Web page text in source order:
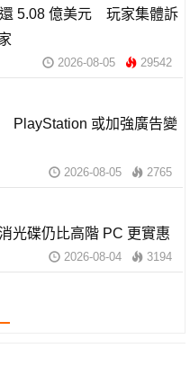
5.08 億美元 玩家集體訴
2026-08-05 29542
PlayStation 或加強廣告變
2026-08-05 2765
光碟仍比高階 PC 更實惠
2026-08-04 3194